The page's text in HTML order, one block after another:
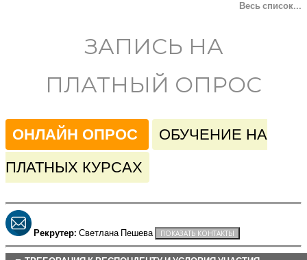
Весь список...
ЗАПИСЬ НА
ПЛАТНЫЙ ОПРОС
ОНЛАЙН ОПРОС
ОБУЧЕНИЕ НА
ПЛАТНЫХ КУРСАХ
Рекрутер: Светлана Пешева